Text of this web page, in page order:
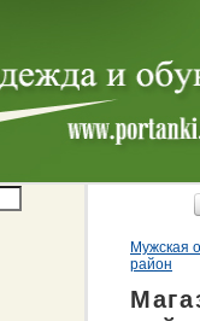
Мужская
район